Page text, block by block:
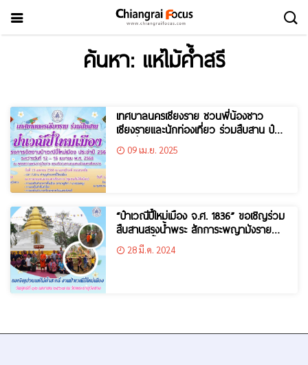
ค้นหา: แห่ไม้ค้ำสรี
เทศบาลนครเชียงราย ชวนพี่น้องชาว
เชียงรายและนักท่องเที่ยว ร่วมสืบสาน ป๋า
เวณีปี๋ใหม่เมือง จุลศักราช 1387
09 เม.ย. 2025
“ป๋าเวณีปี๋ใหม่เมือง จ.ศ. 1836” ขอเชิญร่วม
สืบสานสรงน้ำพระ สักการะพญามังราย
และแห่ไม้ค้ำสรี 12 เม.ย.2567
28 มี.ค. 2024